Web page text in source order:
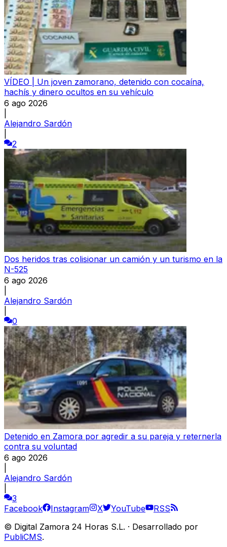
VÍDEO | Un joven zamorano, detenido con cocaína,
hachís y dinero ocultos en su vehículo
6 ago 2026
Alejandro Sardón
2
Dos heridos tras colisionar un camión y un turismo en la
N-525
6 ago 2026
Alejandro Sardón
0
Detenido en Zamora por agredir a su pareja y reternerla
contra su voluntad
6 ago 2026
Alejandro Sardón
3
Facebook
Instagram X YouTube
RSS
© Digital Zamora 24 Horas S.L. · Desarrollado por
PubliCMS.